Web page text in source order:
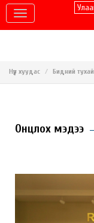
Нүүр хуудас Бидний тухай
Онцлох мэдээ